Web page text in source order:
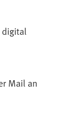
Mail an